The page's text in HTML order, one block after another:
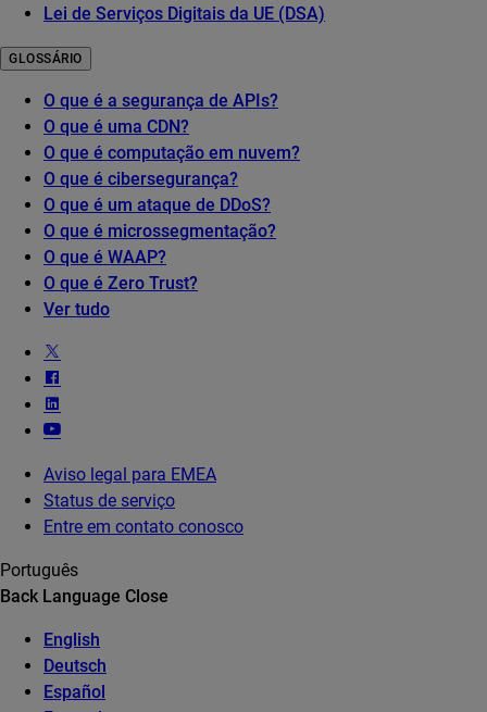
Lei de Serviços Digitais da UE (DSA)
GLOSSÁRIO
O que é a segurança de APIs?
O que é uma CDN?
O que é computação em nuvem?
O que é cibersegurança?
O que é um ataque de DDoS?
O que é microssegmentação?
O que é WAAP?
O que é Zero Trust?
Ver tudo
Aviso legal para EMEA
Status de serviço
Entre em contato conosco
Português
Back Language Close
English
Deutsch
Español